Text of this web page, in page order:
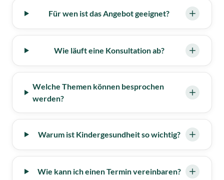
Für wen ist das Angebot geeignet?
Wie läuft eine Konsultation ab?
Welche Themen können besprochen
werden?
Warum ist Kindergesundheit so wichtig?
Wie kann ich einen Termin vereinbaren?